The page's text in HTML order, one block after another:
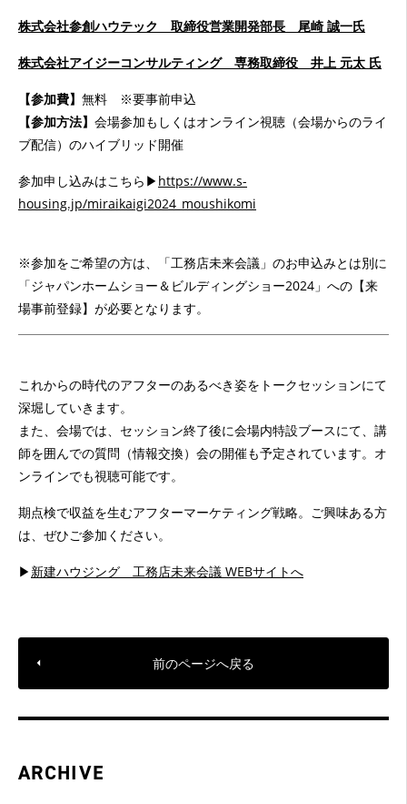
株式会社参創ハウテック 取締役営業開発部長 尾崎 誠一氏
株式会社アイジーコンサルティング 専務取締役 井上 元太 氏
【参加費】 無料 ※要事前申込
【参加方法】 会場参加もしくはオンライン視聴（会場からのライ
ブ配信）のハイブリッド開催
参加申し込みはこちら▶ https://www.s-
housing.jp/miraikaigi2024_moushikomi
※参加をご希望の方は、「工務店未来会議」のお申込みとは別に
「ジャパンホームショー＆ビルディングショー2024」への【来
場事前登録】 が必要となります。
これからの時代のアフターのあるべき姿をトークセッションにて
深堀していきます。
また、会場では、セッション終了後に会場内特設ブースにて、講
師を囲んでの質問（情報交換）会の開催も予定されています。オ
ンラインでも視聴可能です。
期点検で収益を生むアフターマーケティング戦略。 ご興味ある方
は、ぜひご参加ください。
▶ 新建ハウジング 工務店未来会議 WEBサイトへ
前のページへ戻る
ARCHIVE